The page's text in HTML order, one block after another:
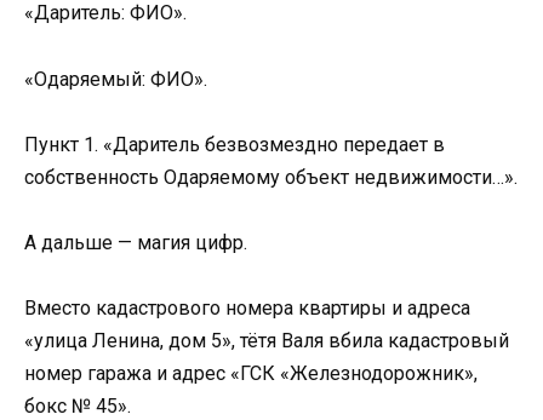
«Даритель: ФИО».
«Одаряемый: ФИО».
Пункт 1. «Даритель безвозмездно передает в
собственность Одаряемому объект недвижимости…».
А дальше — магия цифр.
Вместо кадастрового номера квартиры и адреса
«улица Ленина, дом 5», тётя Валя вбила кадастровый
номер гаража и адрес «ГСК «Железнодорожник»,
бокс № 45».